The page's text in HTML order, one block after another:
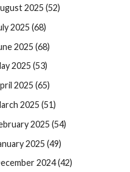
2025 (52)
2025 (68)
2025 (68)
2025 (53)
2025 (65)
2025 (51)
2025 (54)
2025 (49)
2024 (42)